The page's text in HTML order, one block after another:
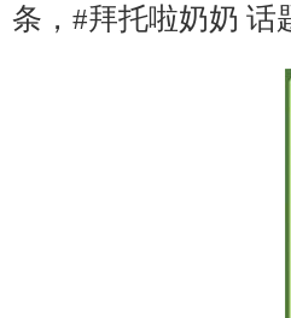
条，#拜托啦奶奶 话